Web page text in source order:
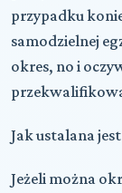
przypadku
samodzielnej
okres, no i
Jak ustalana
Jeżeli można